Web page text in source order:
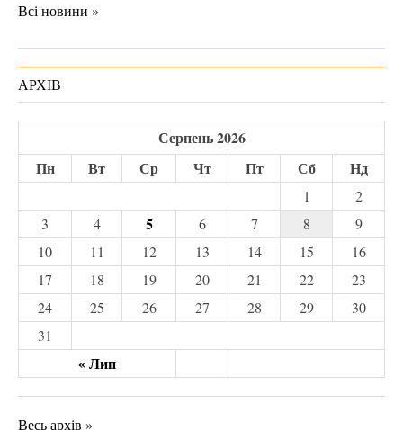
Всі новини »
АРХІВ
Серпень 2026
Пн
Вт Ср Чт Пт Сб Нд
« Лип
1
2
3
4 5 6 7 8
9
10
11 12 13 14 15
16
17
18 19 20 21 22
23
24
25 26 27 28 29
30
31
Весь архів »